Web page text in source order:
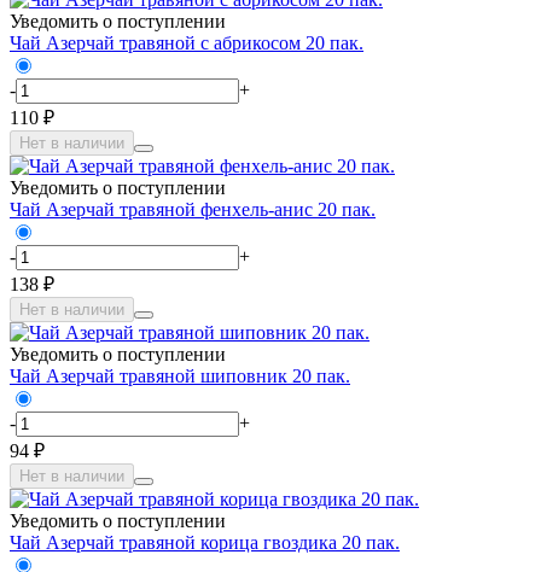
Уведомить о поступлении
Чай Азерчай травяной с абрикосом 20 пак.
-
+
110 ₽
Нет в наличии
Уведомить о поступлении
Чай Азерчай травяной фенхель-анис 20 пак.
-
+
138 ₽
Нет в наличии
Уведомить о поступлении
Чай Азерчай травяной шиповник 20 пак.
-
+
94 ₽
Нет в наличии
Уведомить о поступлении
Чай Азерчай травяной корица гвоздика 20 пак.